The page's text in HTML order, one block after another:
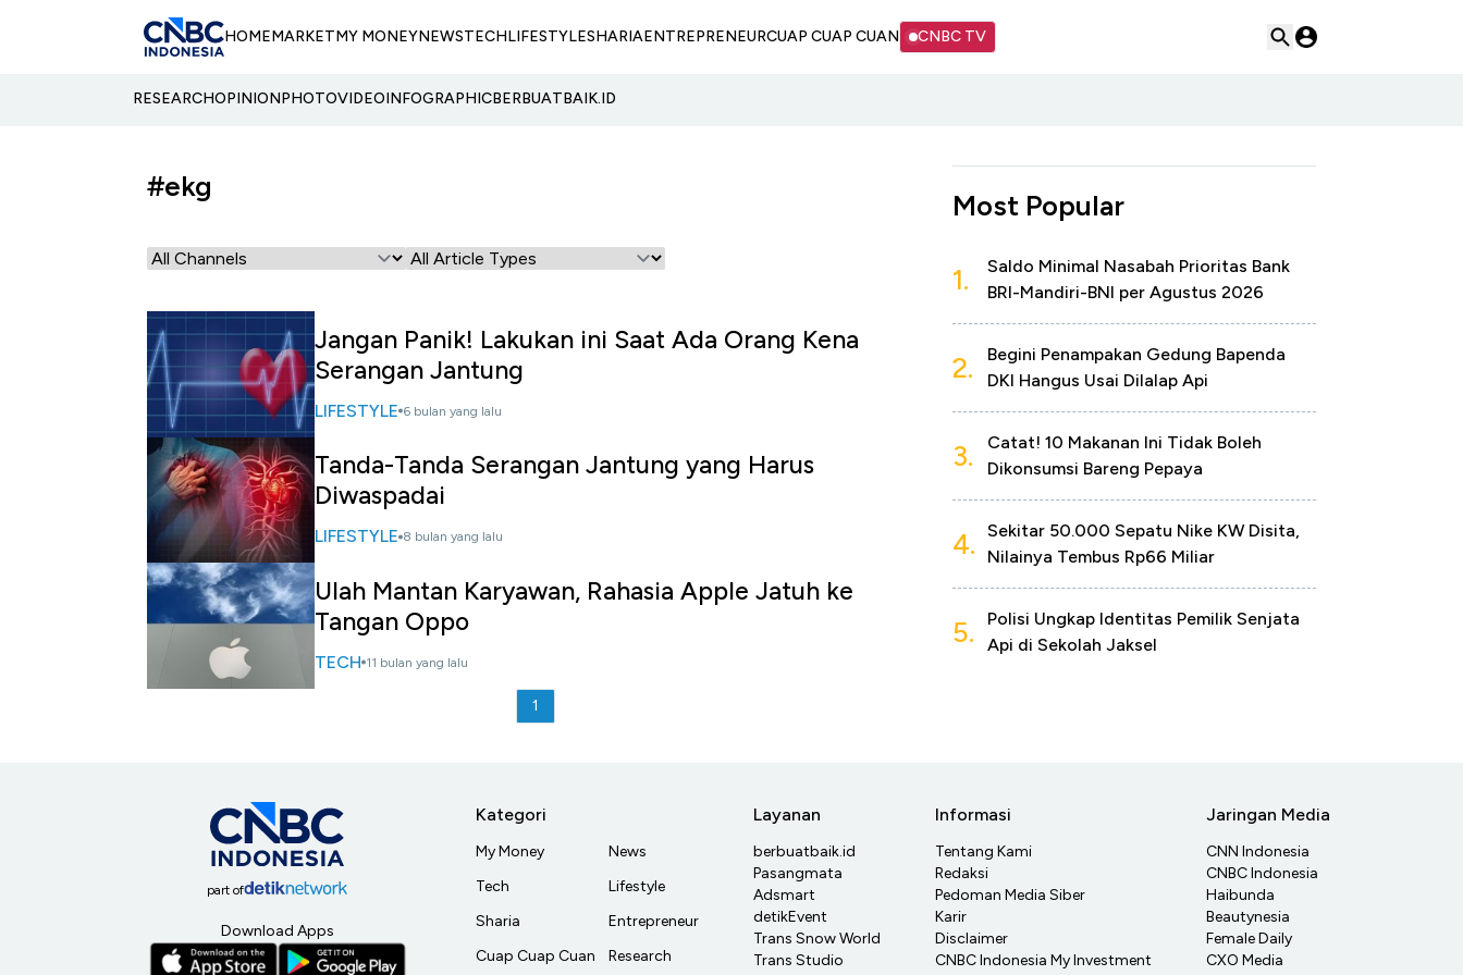
HOMEMARKETMY MONEYNEWSTECHLIFESTYLESHARIAENTREPRENEURCUAP CUAP CUAN CNBC TV
RESEARCHOPINIONPHOTOVIDEOINFOGRAPHICBERBUATBAIK.ID
#ekg
Jangan Panik! Lakukan ini Saat Ada Orang Kena
Serangan Jantung
LIFESTYLE 6 bulan yang lalu
Tanda-Tanda Serangan Jantung yang Harus
Diwaspadai
LIFESTYLE 8 bulan yang lalu
Ulah Mantan Karyawan, Rahasia Apple Jatuh ke
Tangan Oppo
TECH 11 bulan yang lalu
1
Most Popular
1.
Saldo Minimal Nasabah Prioritas Bank
BRI-Mandiri-BNI per Agustus 2026
2.
Begini Penampakan Gedung Bapenda
DKI Hangus Usai Dilalap Api
3.
Catat! 10 Makanan Ini Tidak Boleh
Dikonsumsi Bareng Pepaya
4.
Sekitar 50.000 Sepatu Nike KW Disita,
Nilainya Tembus Rp66 Miliar
5.
Polisi Ungkap Identitas Pemilik Senjata
Api di Sekolah Jaksel
part of
Download Apps
Kategori
My Money
Tech
Sharia
Cuap Cuap Cuan
News
Lifestyle
Entrepreneur
Research
Layanan
berbuatbaik.id
Pasangmata
Adsmart
detikEvent
Trans Snow World
Trans Studio
Informasi
Tentang Kami
Redaksi
Pedoman Media Siber
Karir
Disclaimer
CNBC Indonesia My Investment
Jaringan Media
CNN Indonesia
CNBC Indonesia
Haibunda
Beautynesia
Female Daily
CXO Media